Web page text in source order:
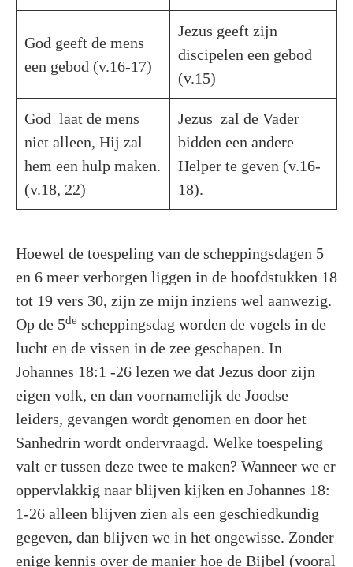
God geeft de mens
een gebod (v.16-17)
Jezus geeft zijn
discipelen een gebod
(v.15)
God laat de mens
niet alleen, Hij zal
hem een hulp maken.
(v.18, 22)
Jezus zal de Vader
bidden een andere
Helper te geven (v.16-
18).
Hoewel de toespeling van de scheppingsdagen 5
en 6 meer verborgen liggen in de hoofdstukken 18
tot 19 vers 30, zijn ze mijn inziens wel aanwezig.
Op de 5de scheppingsdag worden de vogels in de
lucht en de vissen in de zee geschapen. In
Johannes 18:1 -26 lezen we dat Jezus door zijn
eigen volk, en dan voornamelijk de Joodse
leiders, gevangen wordt genomen en door het
Sanhedrin wordt ondervraagd. Welke toespeling
valt er tussen deze twee te maken? Wanneer we er
oppervlakkig naar blijven kijken en Johannes 18:
1-26 alleen blijven zien als een geschiedkundig
gegeven, dan blijven we in het ongewisse. Zonder
enige kennis over de manier hoe de Bijbel (vooral